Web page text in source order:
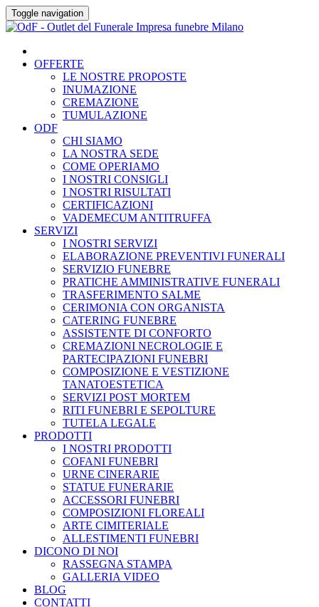
Skip
to
Toggle navigation
OFFERTE
LE NOSTRE PROPOSTE
INUMAZIONE
CREMAZIONE
TUMULAZIONE
ODF
CHI SIAMO
LA NOSTRA SEDE
COME OPERIAMO
I NOSTRI CONSIGLI
I NOSTRI RISULTATI
CERTIFICAZIONI
VADEMECUM ANTITRUFFA
SERVIZI
I NOSTRI SERVIZI
ELABORAZIONE PREVENTIVI FUNERALI
SERVIZIO FUNEBRE
PRATICHE AMMINISTRATIVE FUNERALI
TRASFERIMENTO SALME
CERIMONIA CON ORGANISTA
CATERING FUNEBRE
ASSISTENTE DI CONFORTO
CREMAZIONI NECROLOGIE E
PARTECIPAZIONI FUNEBRI
COMPOSIZIONE E VESTIZIONE
TANATOESTETICA
SERVIZI POST MORTEM
RITI FUNEBRI E SEPOLTURE
TUTELA LEGALE
PRODOTTI
I NOSTRI PRODOTTI
COFANI FUNEBRI
URNE CINERARIE
STATUE FUNERARIE
ACCESSORI FUNEBRI
COMPOSIZIONI FLOREALI
ARTE CIMITERIALE
ALLESTIMENTI FUNEBRI
DICONO DI NOI
RASSEGNA STAMPA
GALLERIA VIDEO
BLOG
CONTATTI